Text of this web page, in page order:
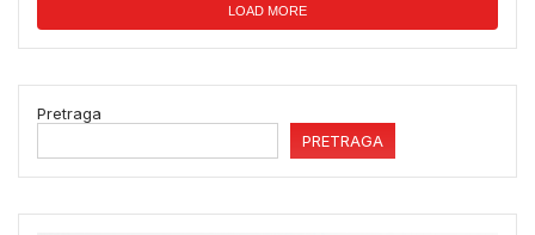
LOAD MORE
Pretraga
PRETRAGA